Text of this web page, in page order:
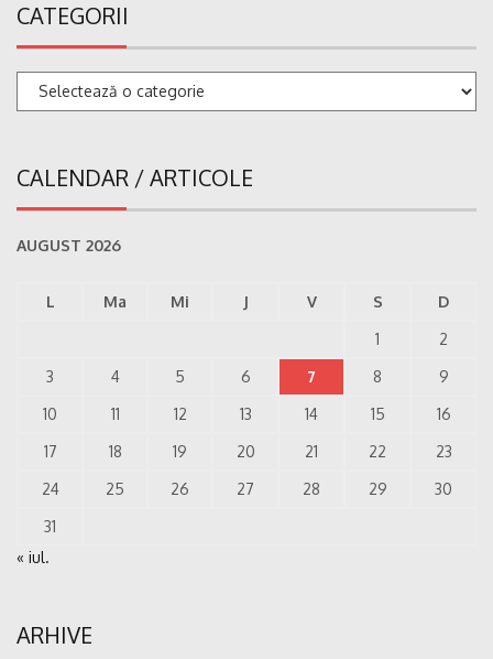
CATEGORII
Categorii
CALENDAR / ARTICOLE
AUGUST 2026
L Ma Mi J V S
D
1
2
3
4 5 6 7 8
9
10
11 12 13 14 15
16
17
18 19 20 21 22
23
24
25 26 27 28 29
30
31
« iul.
ARHIVE